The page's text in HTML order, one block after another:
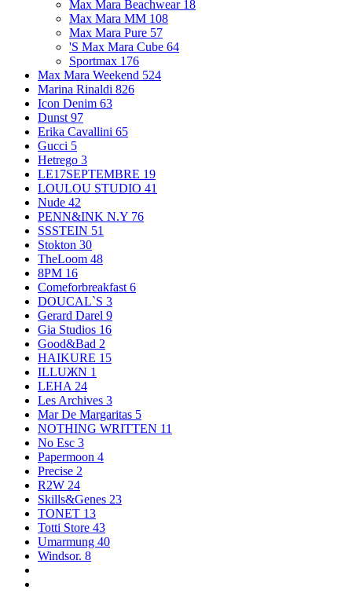
Max Mara Beachwear 18
Max Mara MM 108
Max Mara Pure 57
'S Max Mara Cube 64
Sportmax 176
Max Mara Weekend 524
Marina Rinaldi 826
Icon Denim 63
Dunst 97
Erika Cavallini 65
Gucci 5
Hetrego 3
LE17SEPTEMBRE 19
LOULOU STUDIO 41
Nude 42
PENN&INK N.Y 76
SSSTEIN 51
Stokton 30
TheLoom 48
8PM 16
Comeforbreakfast 6
DOUCAL`S 3
Gerard Darel 9
Gia Studios 16
Good&Bad 2
HAIKURE 15
ILLUЖN 1
LEHA 24
Les Archives 3
Mar De Margaritas 5
NOTHING WRITTEN 11
No Esc 3
Papermoon 4
Precise 2
R2W 24
Skills&Genes 23
TONET 13
Totti Store 43
Umarmung 40
Windsor. 8